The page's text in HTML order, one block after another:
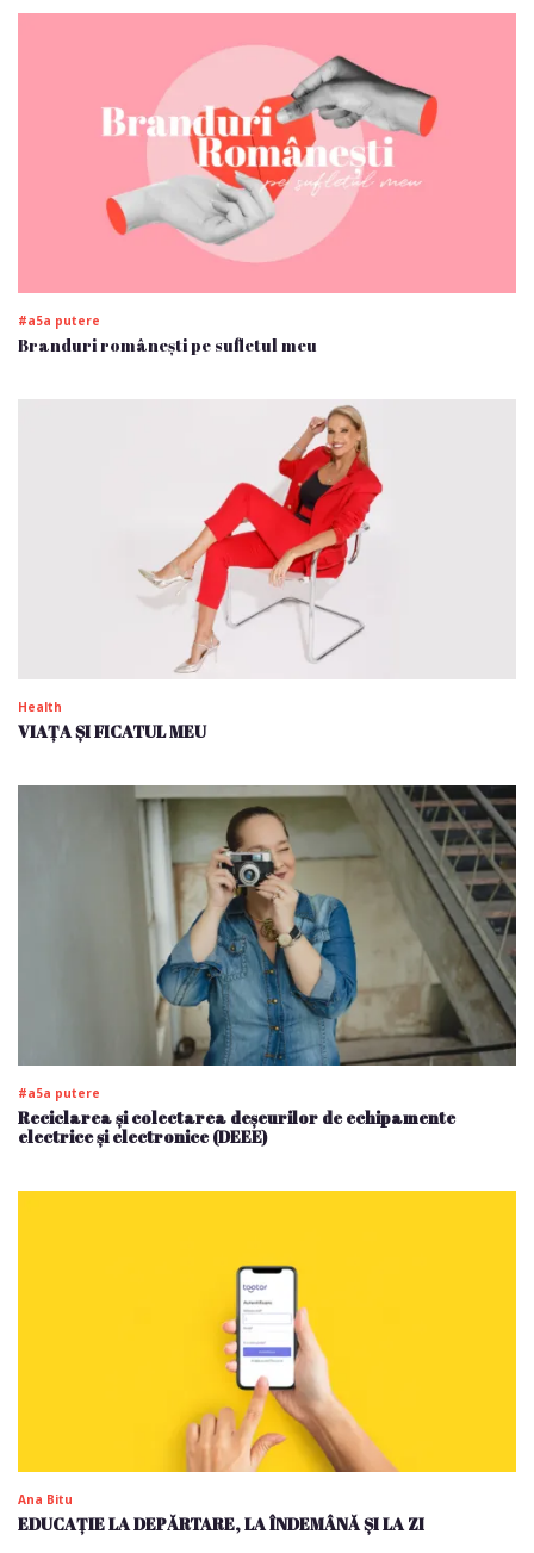
#a5a putere
Branduri românești pe sufletul meu
Health
VIAȚA ȘI FICATUL MEU
#a5a putere
Reciclarea și colectarea deșeurilor de echipamente
electrice și electronice (DEEE)
Ana Bitu
EDUCAȚIE LA DEPĂRTARE, LA ÎNDEMÂNĂ ȘI LA ZI